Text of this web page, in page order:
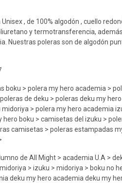
, de 100% algodón , cuello
y termotransferencia,
Nuestras poleras son de algodón
boku > polera my hero academia >
de deku > poleras deku my
> polera my hero academia
hero boku > camisetas del izuku >
camisetas > poleras estampadas
de All Might > academia U.A >
> izuku > midoriya > boku no
deku my hero academia deku my